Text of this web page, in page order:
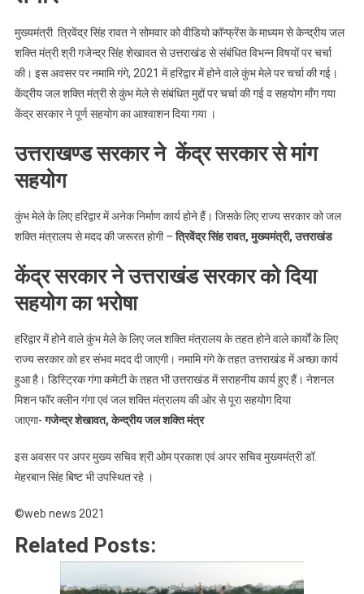
Web
News।।
मुख्यमंत्री त्रिवेंद्र सिंह रावत ने सोमवार को वीडियो कॉन्फ्रेंस के माध्यम से केन्द्रीय जल
शक्ति मंत्री श्री गजेन्द्र सिंह शेखावत से उत्तराखंड से संबंधित विभन्न विषयों पर चर्चा
की। इस अवसर पर नमामि गंगे, 2021 में हरिद्वार में होने वाले कुंभ मेले पर चर्चा की गई।
केंद्रीय जल शक्ति मंत्री से कुंभ मेले से संबंधित मुद्दों पर चर्चा की गई व सहयोग माँग गया
केंद्र सरकार ने पूर्ण सहयोग का आश्वाशन दिया गया ।
उत्तराखण्ड सरकार ने केंद्र सरकार से मांग
सहयोग
कुंभ मेले के लिए हरिद्वार में अनेक निर्माण कार्य होने हैं। जिसके लिए राज्य सरकार को जल
शक्ति मंत्रालय से मदद की जरूरत होगी –त्रिवेंद्र सिंह रावत, मुख्यमंत्री, उत्तराखंड
केंद्र सरकार ने उत्तराखंड सरकार को दिया
सहयोग का भरोषा
हरिद्वार में होने वाले कुंभ मेले के लिए जल शक्ति मंत्रालय के तहत होने वाले कार्यों के लिए
राज्य सरकार को हर संभव मदद दी जाएगी। नमामि गंगे के तहत उत्तराखंड में अच्छा कार्य
हुआ है। डिस्ट्रिक गंगा कमेटी के तहत भी उत्तराखंड में सराहनीय कार्य हुए हैं। नेशनल
मिशन फॉर क्लीन गंगा एवं जल शक्ति मंत्रालय की ओर से पूरा सहयोग दिया
जाएगा-गजेन्द्र शेखावत, केन्द्रीय जल शक्ति मंत्र
इस अवसर पर अपर मुख्य सचिव श्री ओम प्रकाश एवं अपर सचिव मुख्यमंत्री डॉ.
मेहरबान सिंह बिष्ट भी उपस्थित रहे ।
©web news 2021
Related Posts: